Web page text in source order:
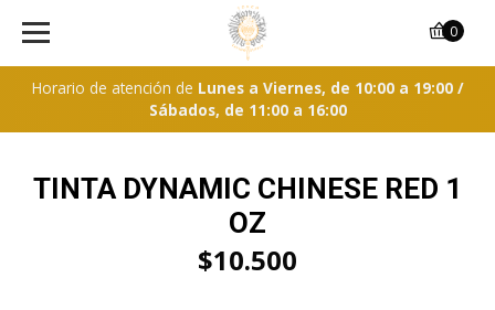
Horario de atención de Lunes a Viernes, de 10:00 a 19:00 /
Sábados, de 11:00 a 16:00
0
TINTA DYNAMIC CHINESE RED 1
OZ
$10.500